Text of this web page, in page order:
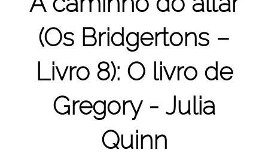
(Os Bridgertons –
Livro 8): O livro de
Gregory - Julia
Quinn